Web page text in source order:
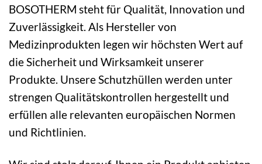
BOSOTHERM steht für Qualität, Innovation und
Zuverlässigkeit. Als Hersteller von
Medizinprodukten legen wir höchsten Wert auf
die Sicherheit und Wirksamkeit unserer
Produkte. Unsere Schutzhüllen werden unter
strengen Qualitätskontrollen hergestellt und
erfüllen alle relevanten europäischen Normen
und Richtlinien.